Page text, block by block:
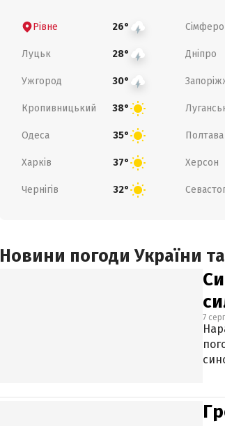
Рівне 26°
Луцьк 28° Дніпро
Ужгород 30°
Кропивницький 38°
Одеса 35° Полтава
Харків 37° Херсон
Чернігів 32°
Новини погоди України та
7